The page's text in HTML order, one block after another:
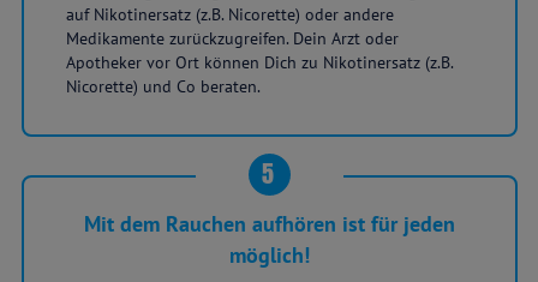
auf Nikotinersatz (z.B. Nicorette) oder andere
Medikamente zurückzugreifen. Dein Arzt oder
Apotheker vor Ort können Dich zu Nikotinersatz (z.B.
Nicorette) und Co beraten.
5
Mit dem Rauchen aufhören ist für jeden
möglich!